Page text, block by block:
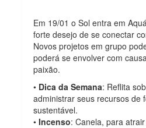
Em 19/01 o Sol entra em
forte desejo de se conectar
Novos projetos em grupo
poderá se envolver com
paixão.
• Dica da Semana: Reflita
administrar seus recursos de
sustentável.
•Incenso: Canela, para